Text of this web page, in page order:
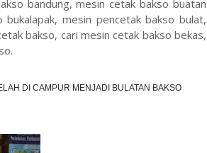
bandung, mesin cetak bakso buatan
mesin pencetak bakso bulat,
bakso, cari mesin cetak bakso bekas,
DI CAMPUR MENJADI BULATAN BAKSO